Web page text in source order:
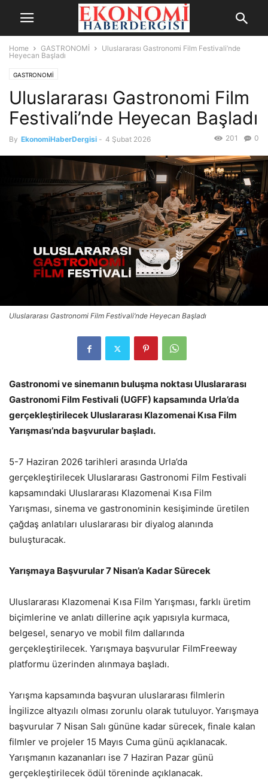
Home GASTRONOMİ
Uluslararası Gastronomi Film Festivali’nde
Heyecan Başladı
GASTRONOMİ
Uluslararası Gastronomi Film
Festivali’nde Heyecan Başladı
By EkonomiHaberDergisi - 4 Şubat 2026 0
201
Uluslararası Gastronomi Film Festivali’nde Heyecan Başladı
Gastronomi ve sinemanın buluşma noktası Uluslararası
Gastronomi Film Festivali (UGFF) kapsamında Urla’da
gerçekleştirilecek Uluslararası Klazomenai Kısa Film
Yarışması’nda başvurular başladı.
5-7 Haziran 2026 tarihleri arasında Urla’da
gerçekleştirilecek Uluslararası Gastronomi Film Festivali
kapsamındaki Uluslararası Klazomenai Kısa Film
Yarışması, sinema ve gastronominin kesişiminde üretilen
çağdaş anlatıları uluslararası bir diyalog alanında
buluşturacak.
Yarışmaya Başvurular 7 Nisan’a Kadar Sürecek
Uluslararası Klazomenai Kısa Film Yarışması, farklı üretim
biçimlerine ve anlatı dillerine açık yapısıyla kurmaca,
belgesel, senaryo ve mobil film dallarında
gerçekleştirilecek. Yarışmaya başvurular FilmFreeway
platformu üzerinden alınmaya başladı.
Yarışma kapsamında başvuran uluslararası filmlerin
İngilizce altyazılı olması zorunlu olarak tutuluyor. Yarışmaya
başvurular 7 Nisan Salı gününe kadar sürecek, finale kalan
filmler ve projeler 15 Mayıs Cuma günü açıklanacak.
Yarışmanın kazananları ise 7 Haziran Pazar günü
gerçekleştirilecek ödül töreninde açıklanacak.